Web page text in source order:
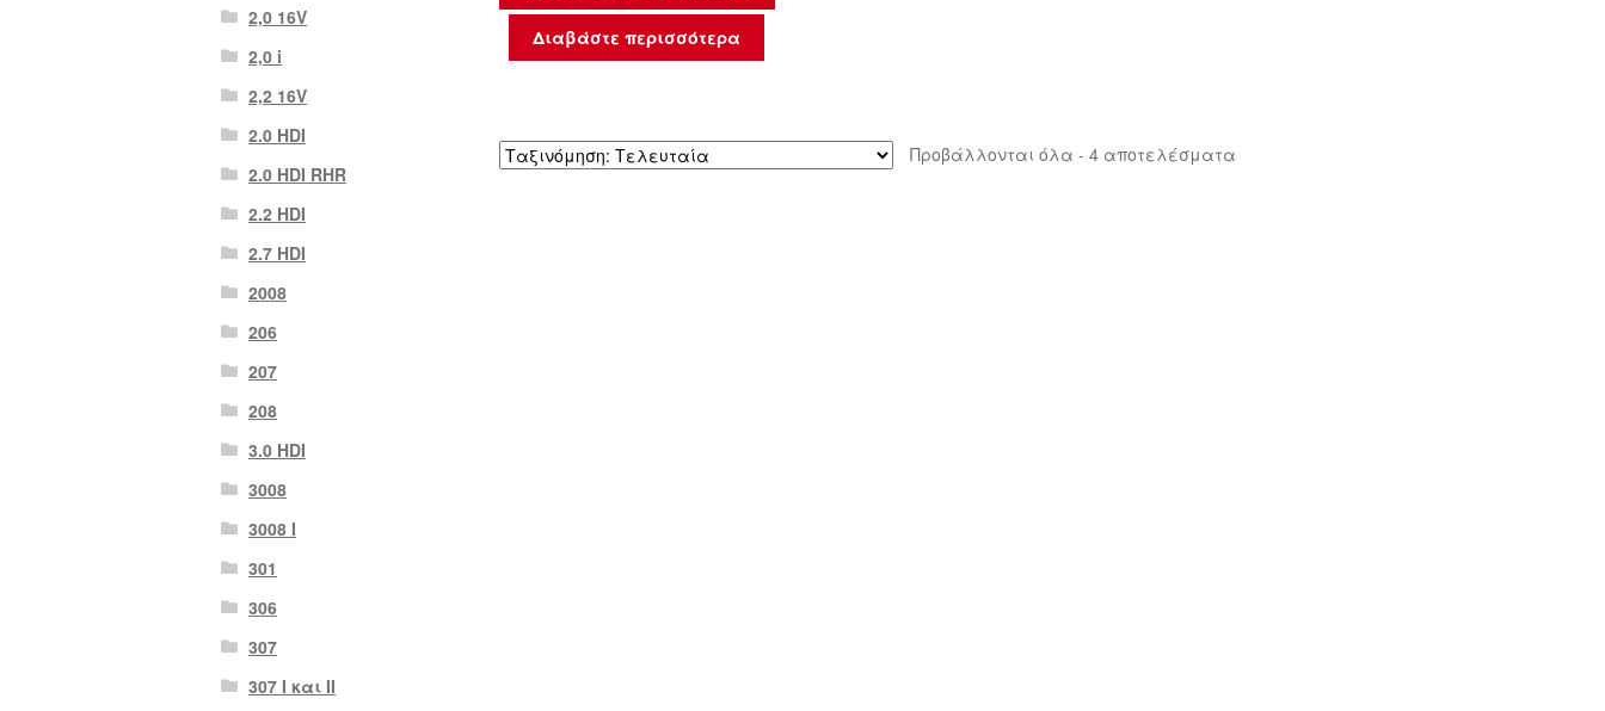
Διαβάστε περισσότερα
Προβάλλονται όλα - 4 αποτελέσματαSorted
2,0 16V
2,0 i
2,2 16V
2.0 HDI
2.0 HDI RHR
2.2 HDI
2.7 HDI
2008
206
207
208
3.0 HDI
3008
3008 Ι
301
306
307
307 I και II